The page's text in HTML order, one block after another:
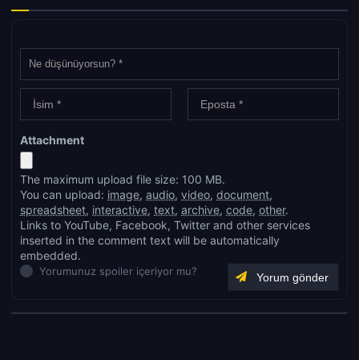
Attachment
The maximum upload file size: 100 MB.
You can upload: image, audio, video, document,
spreadsheet, interactive, text, archive, code, other.
Links to YouTube, Facebook, Twitter and other services
inserted in the comment text will be automatically
embedded.
Yorumunuz spoiler içeriyor mu?